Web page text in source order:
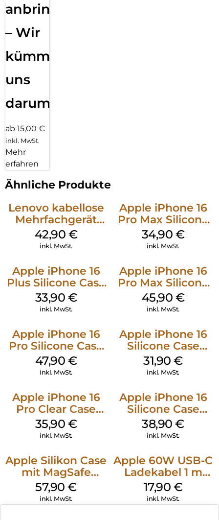
anbringen
– Wir
kümmern
uns
darum!
ab 15,00 €
inkl. MwSt.
Mehr
erfahren
Ähnliche Produkte
Lenovo kabellose
Mehrfachgerät
Luna Grey
42,90 €
inkl. MwSt.
Apple iPhone 16
Pro Max Silicone
Case MagSafe
Denim
34,90 €
inkl. MwSt.
Apple iPhone 16
Plus Silicone Case
MagSafe Lake
Green
33,90 €
inkl. MwSt.
Apple iPhone 16
Pro Max Silicone
Case MagSafe
Ultramarine
45,90 €
inkl. MwSt.
Apple iPhone 16
Pro Silicone Case
MagSafe Denim
47,90 €
inkl. MwSt.
Apple iPhone 16
Silicone Case
MagSafe Fuchsia
31,90€
inkl. MwSt.
Apple iPhone 16
Pro Clear Case
MagSafe
Transparent
35,90 €
inkl. MwSt.
Apple iPhone 16
Silicone Case
MagSafe
Ultramarine
38,90€
inkl. MwSt.
Apple Silikon Case
mit MagSafe
iPhone 14 Pro
(PRODUCT)RED
57,90€
inkl. MwSt.
Apple 60W USB-C
Ladekabel 1 m
Weiß
17,90 €
inkl. MwSt.